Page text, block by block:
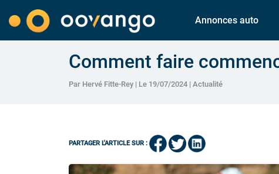
Annonces auto
Comment faire
Par Hervé Fitte-Rey | Le 19/07/2024 | Actualité
PARTAGER L'ARTICLE SUR :